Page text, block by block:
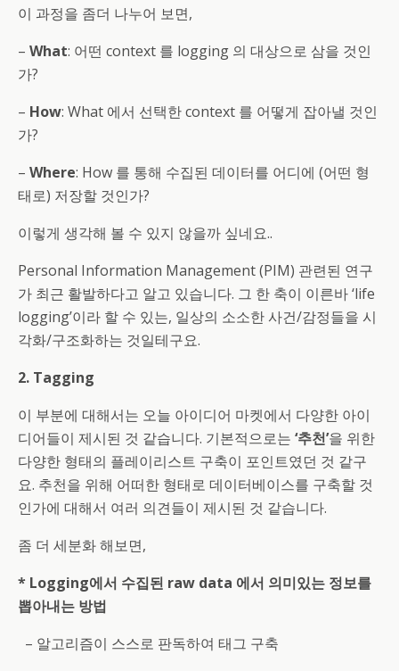
이 과정을 좀더 나누어 보면,
– What: 어떤 context 를 logging 의 대상으로 삼을 것인
가?
– How: What 에서 선택한 context 를 어떻게 잡아낼 것인
가?
– Where: How 를 통해 수집된 데이터를 어디에 (어떤 형
태로) 저장할 것인가?
이렇게 생각해 볼 수 있지 않을까 싶네요..
Personal Information Management (PIM) 관련된 연구
가 최근 활발하다고 알고 있습니다. 그 한 축이 이른바 ‘life
logging’이라 할 수 있는, 일상의 소소한 사건/감정들을 시
각화/구조화하는 것일테구요.
2. Tagging
이 부분에 대해서는 오늘 아이디어 마켓에서 다양한 아이
디어들이 제시된 것 같습니다. 기본적으로는 ‘추천’을 위한
다양한 형태의 플레이리스트 구축이 포인트였던 것 같구
요. 추천을 위해 어떠한 형태로 데이터베이스를 구축할 것
인가에 대해서 여러 의견들이 제시된 것 같습니다.
좀 더 세분화 해보면,
* Logging에서 수집된 raw data 에서 의미있는 정보를
뽑아내는 방법
– 알고리즘이 스스로 판독하여 태그 구축